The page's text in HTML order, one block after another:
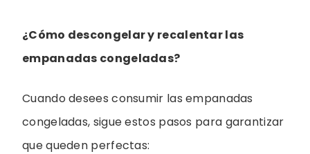
¿Cómo descongelar y recalentar las
empanadas congeladas?
Cuando desees consumir las empanadas
congeladas, sigue estos pasos para garantizar
que queden perfectas: